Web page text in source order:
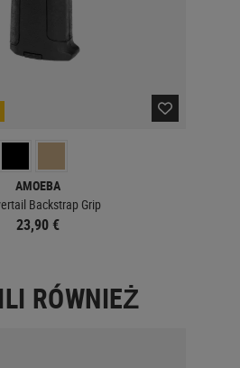
AMOEBA
Backstrap Grip
23,90 €
RÓWNIEŻ